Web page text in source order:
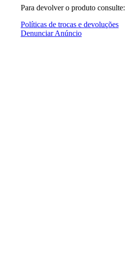
Para devolver o produto consulte:
Políticas de trocas e devoluções
Denunciar Anúncio